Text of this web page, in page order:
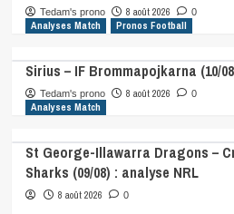
Tedam's prono 8 août 2026 0
Analyses Match Pronos Football
Sirius – IF Brommapojkarna (10/
Tedam's prono 8 août 2026 0
Analyses Match
St George-Illawarra Dragons –
Sharks (09/08) : analyse NRL
8 août 2026 0